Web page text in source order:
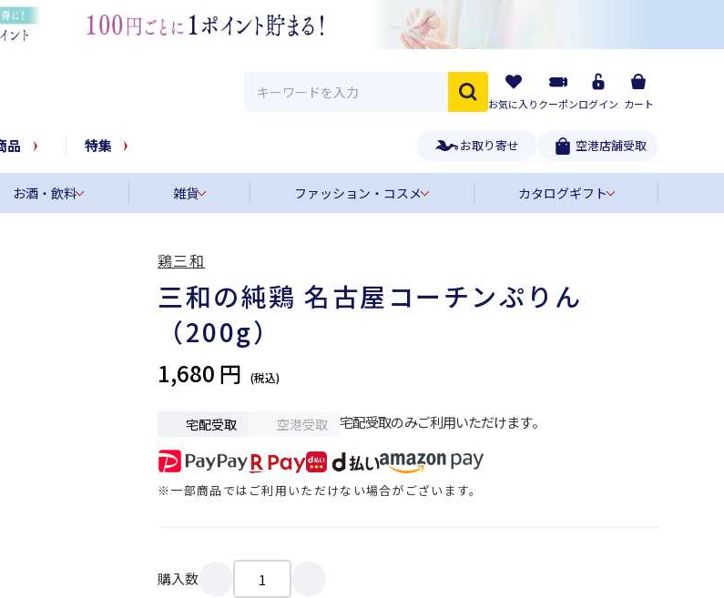
お気に入りクーポンログイン カート
品 特集 お取り寄せ 空港店舗受取
お酒・飲料 雑貨 ファッション・コスメ カタログギフト
三和の純鶏 名古屋コーチンぷりん
（200g）
1,680 円
宅配受取 空港受取 宅配受取のみご利用いただけます。
※一部商品ではご利用いただけない場合がございます。
購入数
鶏三和